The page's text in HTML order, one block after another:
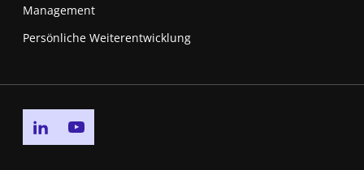
Management
Persönliche Weiterentwicklung
Go to linkedin page